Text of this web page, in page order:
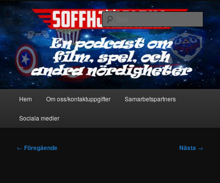
Hoppa
primärt
innehållSoffhjältarna
En podcast om film, spel & andra nördigheter
Sök
Hem Om oss/kontaktuppgifter Samarbetspartners
Sociala medier
Inläggsnavigering
← Föregående Nästa →